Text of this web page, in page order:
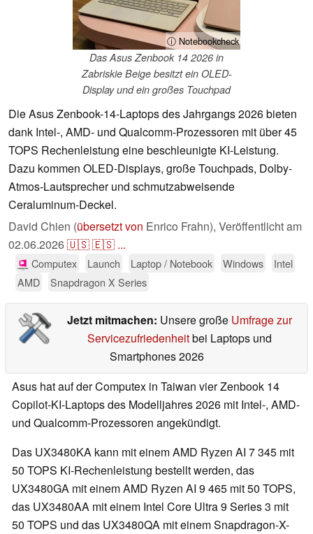
ⓘ Notebookcheck
Das Asus Zenbook 14 2026 in
Zabriskie Beige besitzt ein OLED-
Display und ein großes Touchpad
Die Asus Zenbook-14-Laptops des Jahrgangs 2026 bieten
dank Intel-, AMD- und Qualcomm-Prozessoren mit über 45
TOPS Rechenleistung eine beschleunigte KI-Leistung.
Dazu kommen OLED-Displays, große Touchpads, Dolby-
Atmos-Lautsprecher und schmutzabweisende
Ceraluminum-Deckel.
David Chien (übersetzt von Enrico Frahn), Veröffentlicht am
02.06.2026🇺🇸🇪🇸 ...
Computex Launch Laptop / Notebook Windows
Intel
AMD
Snapdragon X Series
Jetzt mitmachen: Unsere große Umfrage zur
Servicezufriedenheitbei Laptops und
Smartphones 2026
Asus hat auf der Computex in Taiwan vier Zenbook 14
Copilot-KI-Laptops des Modelljahres 2026 mit Intel-, AMD-
und Qualcomm-Prozessoren angekündigt.
Das UX3480KA kann mit einem AMD Ryzen AI 7 345 mit
50 TOPS KI-Rechenleistung bestellt werden, das
UX3480GA mit einem AMD Ryzen AI 9 465 mit 50 TOPS,
das UX3480AA mit einem Intel Core Ultra 9 Series 3 mit
50 TOPS und das UX3480QA mit einem Snapdragon-X-